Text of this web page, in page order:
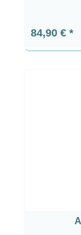
Precio
84,90 €